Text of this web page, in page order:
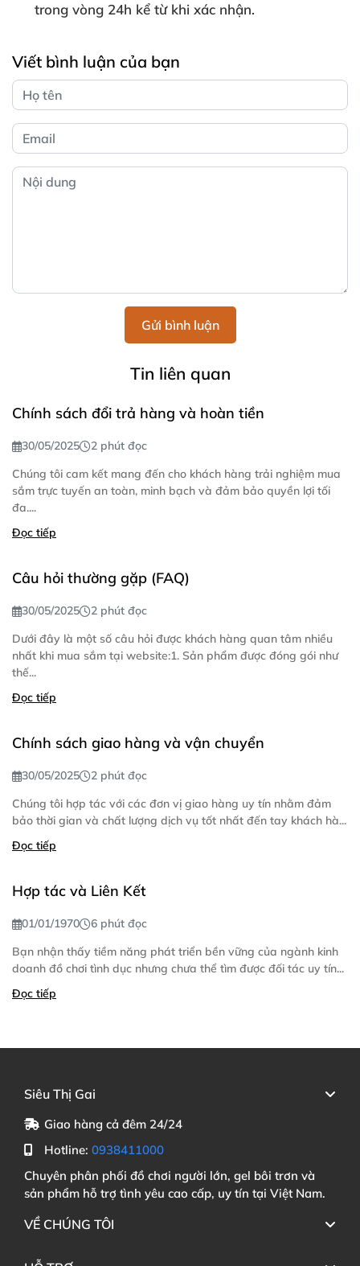
trong vòng 24h kể từ khi xác nhận.
Viết bình luận của bạn
Gửi bình luận
Tin liên quan
Chính sách đổi trả hàng và hoàn tiền
30/05/2025
2 phút đọc
Chúng tôi cam kết mang đến cho khách hàng trải nghiệm mua
sắm trực tuyến an toàn, minh bạch và đảm bảo quyền lợi tối
đa....
Đọc tiếp
Câu hỏi thường gặp (FAQ)
30/05/2025
2 phút đọc
Dưới đây là một số câu hỏi được khách hàng quan tâm nhiều
nhất khi mua sắm tại website:1. Sản phẩm được đóng gói như
thế...
Đọc tiếp
Chính sách giao hàng và vận chuyển
30/05/2025
2 phút đọc
Chúng tôi hợp tác với các đơn vị giao hàng uy tín nhằm đảm
bảo thời gian và chất lượng dịch vụ tốt nhất đến tay khách hà...
Đọc tiếp
Hợp tác và Liên Kết
01/01/1970
6 phút đọc
Bạn nhận thấy tiềm năng phát triển bền vững của ngành kinh
doanh đồ chơi tình dục nhưng chưa thể tìm được đối tác uy tín...
Đọc tiếp
Siêu Thị Gai
Giao hàng cả đêm 24/24
Hotline: 0938411000
Chuyên phân phối đồ chơi người lớn, gel bôi trơn và
sản phẩm hỗ trợ tình yêu cao cấp, uy tín tại Việt Nam.
VỀ CHÚNG TÔI